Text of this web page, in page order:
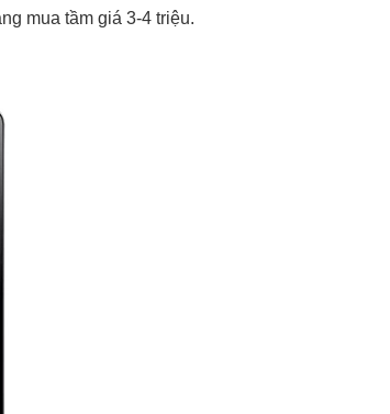
mua tầm giá 3-4 triệu.